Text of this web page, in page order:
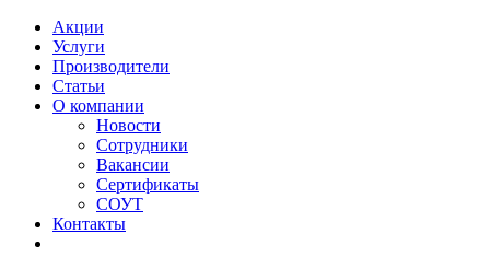
Акции
Услуги
Производители
Статьи
О компании
Новости
Сотрудники
Вакансии
Сертификаты
СОУТ
Контакты